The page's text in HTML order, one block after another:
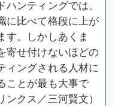
ンティングでは、
に比べて格段に上が
す。しかしあくま
寄せ付けないほどの
ィングされる人材に
ことが最も大事で
クス／三河賢文）